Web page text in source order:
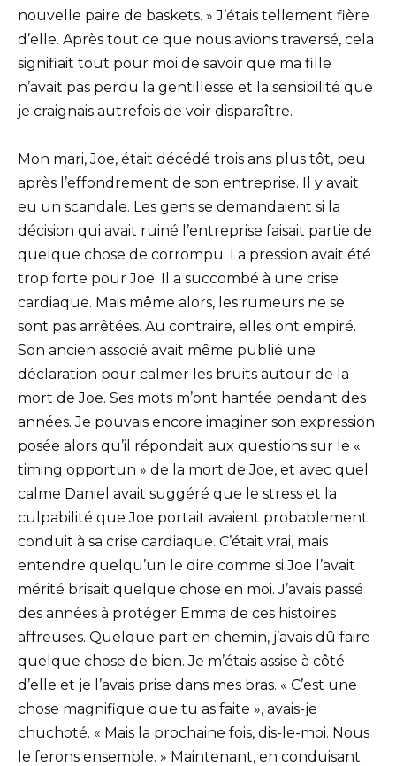
nouvelle paire de baskets. » J’étais tellement fière
d’elle. Après tout ce que nous avions traversé, cela
signifiait tout pour moi de savoir que ma fille
n’avait pas perdu la gentillesse et la sensibilité que
je craignais autrefois de voir disparaître.
Mon mari, Joe, était décédé trois ans plus tôt, peu
après l’effondrement de son entreprise. Il y avait
eu un scandale. Les gens se demandaient si la
décision qui avait ruiné l’entreprise faisait partie de
quelque chose de corrompu. La pression avait été
trop forte pour Joe. Il a succombé à une crise
cardiaque. Mais même alors, les rumeurs ne se
sont pas arrêtées. Au contraire, elles ont empiré.
Son ancien associé avait même publié une
déclaration pour calmer les bruits autour de la
mort de Joe. Ses mots m’ont hantée pendant des
années. Je pouvais encore imaginer son expression
posée alors qu’il répondait aux questions sur le «
timing opportun » de la mort de Joe, et avec quel
calme Daniel avait suggéré que le stress et la
culpabilité que Joe portait avaient probablement
conduit à sa crise cardiaque. C’était vrai, mais
entendre quelqu’un le dire comme si Joe l’avait
mérité brisait quelque chose en moi. J’avais passé
des années à protéger Emma de ces histoires
affreuses. Quelque part en chemin, j’avais dû faire
quelque chose de bien. Je m’étais assise à côté
d’elle et je l’avais prise dans mes bras. « C’est une
chose magnifique que tu as faite », avais-je
chuchoté. « Mais la prochaine fois, dis-le-moi. Nous
le ferons ensemble. » Maintenant, en conduisant